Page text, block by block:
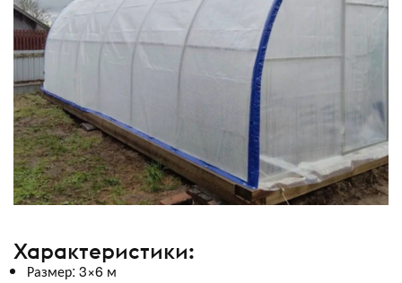
Характеристики:
Размер: 3×6 м